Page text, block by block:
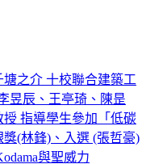
之介 十校聯合建築工
昱辰、王亭琦、陳昰
指導學生參加「低碳
(林鋒)、入選 (張哲豪)
與聖威力